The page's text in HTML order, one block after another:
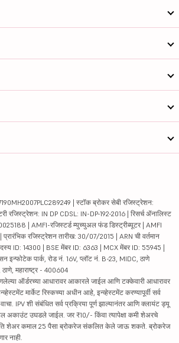
| स्टॉक ब्रोकर सेबी रजिस्ट्रेशन:
रजिस्ट्रेशन: IN DP CDSL: IN-DP-192-2016 | रिसर्च ॲनालिस्ट
| AMFI-रजिस्टर्ड म्युच्युअल फंड डिस्ट्रीब्यूटर | AMFI
रजिस्ट्रेशन तारीख: 30/07/2015 | ARN ची वर्तमान
ID: 14300 | BSE मेंबर ID: 6363 | MCX मेंबर ID: 55945 |
इन्फोटेक पार्क, रोड नं. 16V, प्लॉट नं. B-23, MIDC, ठाणे
महाराष्ट्र - 400604
ऑर्डरच्या आधारावर आकारले जाईल आणि टक्केवारी आधारावर
मार्केट रिस्कच्या अधीन आहे, इन्व्हेस्टमेंट करण्यापूर्वी सर्व
IPV शी संबंधित सर्व प्रक्रिया पूर्ण झाल्यानंतर आणि क्लायंट ड्यू
अकाउंट उघडले जाईल. जर ₹10/- किंवा त्यापेक्षा कमी शेअरचे
शेअर कमाल 25 पैसा ब्रोकरेज संकलित केले जाऊ शकते. ब्रोकरेज
नाही.